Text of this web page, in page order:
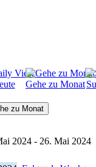
Gehe zu Monat
zu Monat
2024 - 26. Mai 2024